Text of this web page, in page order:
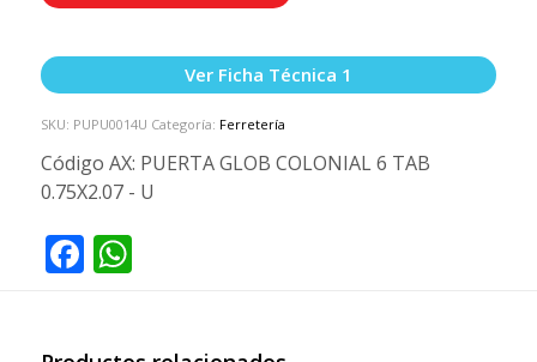
Ver Ficha Técnica 1
SKU: PUPU0014U Categoría: Ferretería
Código AX: PUERTA GLOB COLONIAL 6 TAB
0.75X2.07 - U
Facebook
WhatsApp